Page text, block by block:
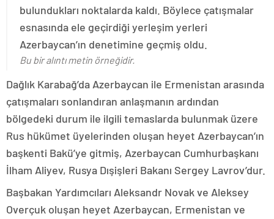
bulundukları noktalarda kaldı. Böylece çatışmalar
esnasında ele geçirdiği yerleşim yerleri
Azerbaycan’ın denetimine geçmiş oldu.
Bu bir alıntı metin örneğidir.
Dağlık Karabağ’da Azerbaycan ile Ermenistan arasında
çatışmaları sonlandıran anlaşmanın ardından
bölgedeki durum ile ilgili temaslarda bulunmak üzere
Rus hükümet üyelerinden oluşan heyet Azerbaycan’ın
başkenti Bakü’ye gitmiş, Azerbaycan Cumhurbaşkanı
İlham Aliyev, Rusya Dışişleri Bakanı Sergey Lavrov’dur.
Başbakan Yardımcıları Aleksandr Novak ve Aleksey
Overçuk oluşan heyet Azerbaycan, Ermenistan ve